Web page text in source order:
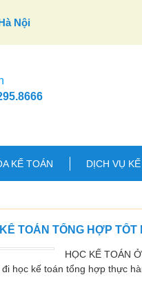
Nội
KẾ TOÁN DỊCH VỤ
TOÁN TỔNG HỢP TỐT
HỌC KẾ TOÁN
học kế toán tổng hợp thực